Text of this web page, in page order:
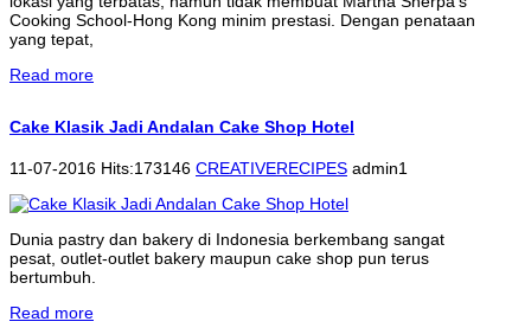
Cooking School-Hong Kong minim prestasi. Dengan penataan
yang tepat,
Read more
Cake Klasik Jadi Andalan Cake Shop Hotel
11-07-2016 Hits:173146 CREATIVERECIPES admin1
Dunia pastry dan bakery di Indonesia berkembang sangat
pesat, outlet-outlet bakery maupun cake shop pun terus
bertumbuh.
Read more